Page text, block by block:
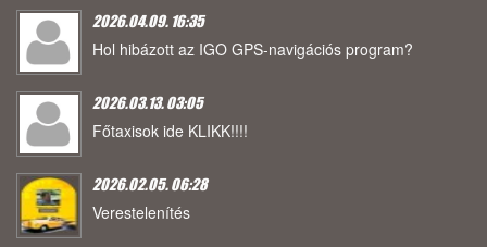
2026.04.09. 16:35
Hol hibázott az IGO GPS-navigációs program?
2026.03.13. 03:05
Főtaxisok ide KLIKK!!!!
2026.02.05. 06:28
Verestelenítés